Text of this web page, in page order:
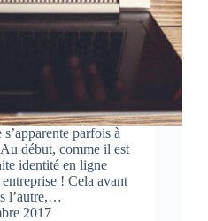
parfois à
début, comme il est
identité en ligne
! Cela avant
l’autre,…
2017